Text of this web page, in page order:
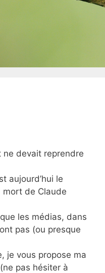
ne devait reprendre
aujourd’hui le
mort de Claude
les médias, dans
pas (ou presque
je vous propose ma
(ne pas hésiter à